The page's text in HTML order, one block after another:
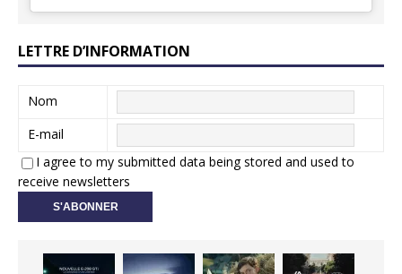
LETTRE D’INFORMATION
Nom
E-mail
I agree to my submitted data being stored and used to
receive newsletters